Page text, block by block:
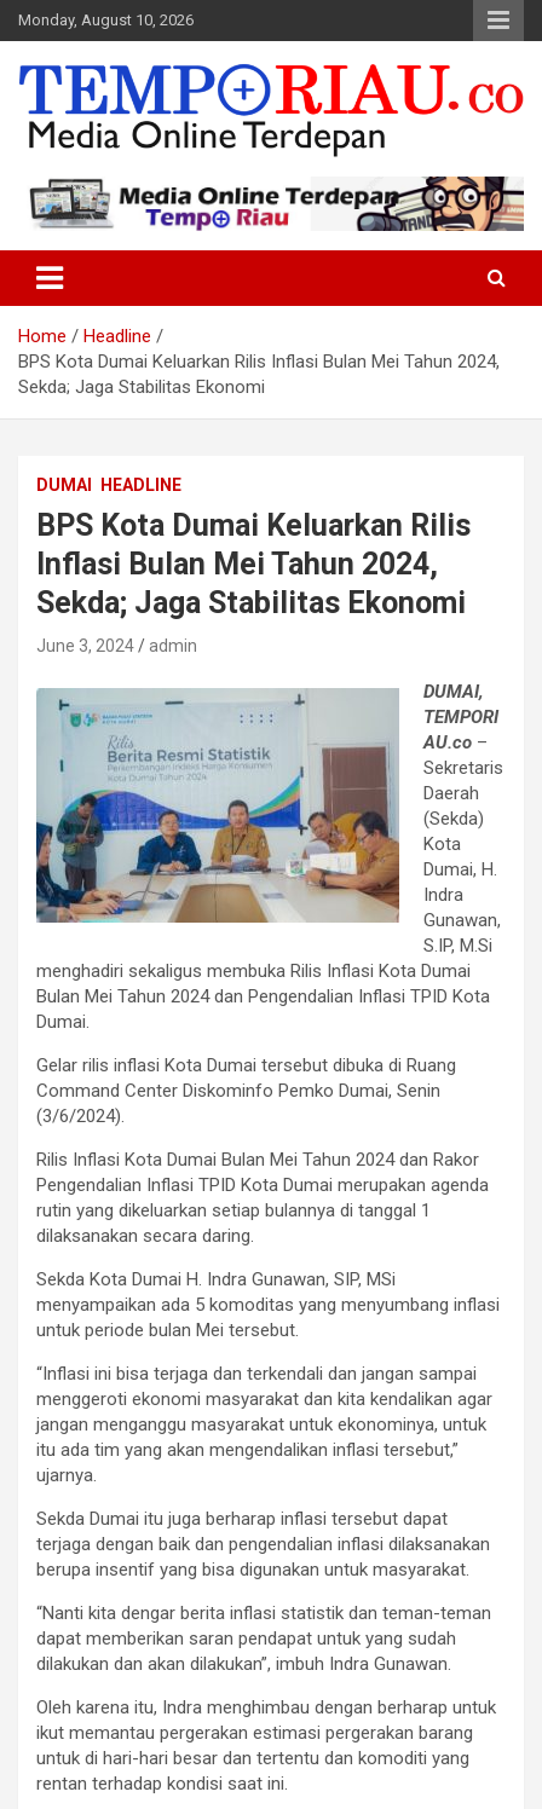
Skip
to
content
Monday, August 10, 2026
Tempo Riau
Home
Headline
BPS Kota Dumai Keluarkan Rilis Inflasi Bulan Mei Tahun 2024,
Sekda; Jaga Stabilitas Ekonomi
DUMAI HEADLINE
BPS Kota Dumai Keluarkan Rilis
Inflasi Bulan Mei Tahun 2024,
Sekda; Jaga Stabilitas Ekonomi
June 3, 2024 admin
DUMAI,
TEMPORI
AU.co –
Sekretaris
Daerah
(Sekda)
Kota
Dumai, H.
Indra
Gunawan,
S.IP, M.Si
menghadiri sekaligus membuka Rilis Inflasi Kota Dumai
Bulan Mei Tahun 2024 dan Pengendalian Inflasi TPID Kota
Dumai.
Gelar rilis inflasi Kota Dumai tersebut dibuka di Ruang
Command Center Diskominfo Pemko Dumai, Senin
(3/6/2024).
Rilis Inflasi Kota Dumai Bulan Mei Tahun 2024 dan Rakor
Pengendalian Inflasi TPID Kota Dumai merupakan agenda
rutin yang dikeluarkan setiap bulannya di tanggal 1
dilaksanakan secara daring.
Sekda Kota Dumai H. Indra Gunawan, SIP, MSi
menyampaikan ada 5 komoditas yang menyumbang inflasi
untuk periode bulan Mei tersebut.
“Inflasi ini bisa terjaga dan terkendali dan jangan sampai
menggeroti ekonomi masyarakat dan kita kendalikan agar
jangan menganggu masyarakat untuk ekonominya, untuk
itu ada tim yang akan mengendalikan inflasi tersebut,”
ujarnya.
Sekda Dumai itu juga berharap inflasi tersebut dapat
terjaga dengan baik dan pengendalian inflasi dilaksanakan
berupa insentif yang bisa digunakan untuk masyarakat.
“Nanti kita dengar berita inflasi statistik dan teman-teman
dapat memberikan saran pendapat untuk yang sudah
dilakukan dan akan dilakukan”, imbuh Indra Gunawan.
Oleh karena itu, Indra menghimbau dengan berharap untuk
ikut memantau pergerakan estimasi pergerakan barang
untuk di hari-hari besar dan tertentu dan komoditi yang
rentan terhadap kondisi saat ini.